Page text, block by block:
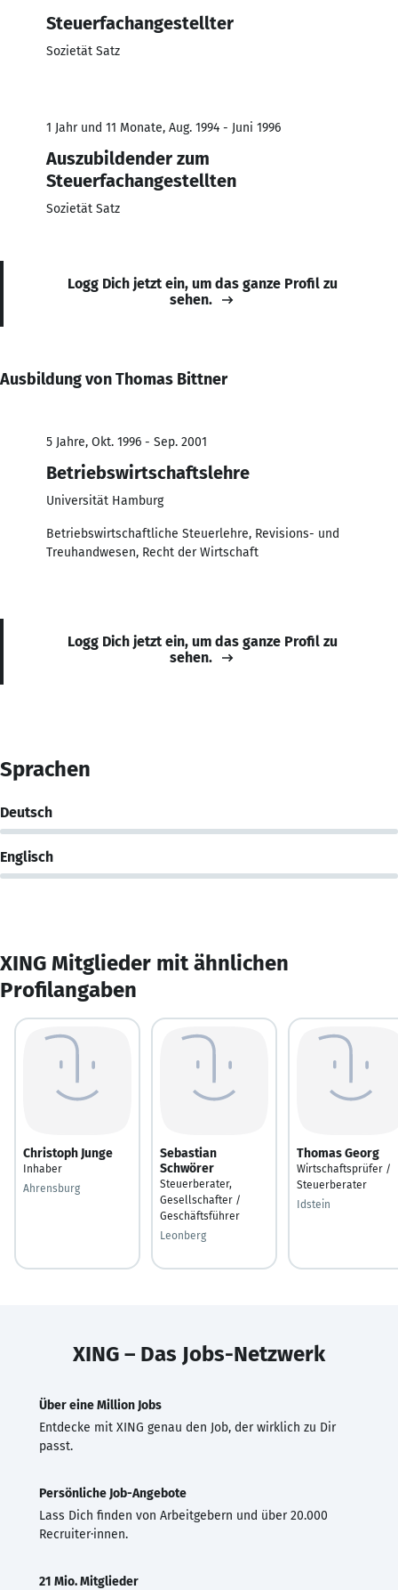
Steuerfachangestellter
Sozietät Satz
1 Jahr und 11 Monate, Aug. 1994 - Juni 1996
Auszubildender zum
Steuerfachangestellten
Sozietät Satz
Logg Dich jetzt ein, um das ganze Profil zu
sehen.
Ausbildung von Thomas Bittner
5 Jahre, Okt. 1996 - Sep. 2001
Betriebswirtschaftslehre
Universität Hamburg
Betriebswirtschaftliche Steuerlehre, Revisions- und
Treuhandwesen, Recht der Wirtschaft
Logg Dich jetzt ein, um das ganze Profil zu
sehen.
Sprachen
Deutsch
Englisch
XING Mitglieder mit ähnlichen
Profilangaben
Christoph Junge
Inhaber
Ahrensburg
Sebastian
Schwörer
Steuerberater,
Gesellschafter /
Geschäftsführer
Leonberg
Thomas Georg
Wirtschaftsprüfer /
Steuerberater
Idstein
XING – Das Jobs-Netzwerk
Über eine Million Jobs
Entdecke mit XING genau den Job, der wirklich zu Dir
passt.
Persönliche Job-Angebote
Lass Dich finden von Arbeitgebern und über 20.000
Recruiter·innen.
21 Mio. Mitglieder